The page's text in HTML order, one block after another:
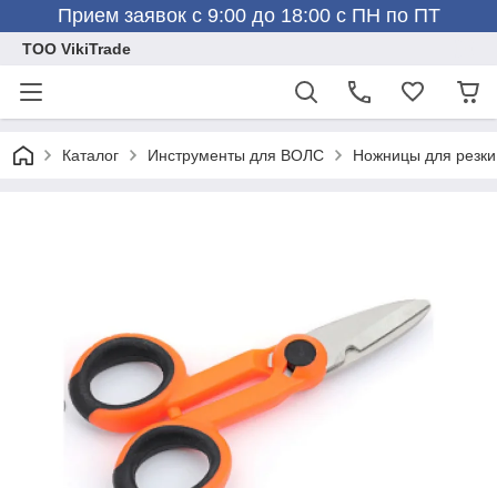
Прием заявок с 9:00 до 18:00 с ПН по ПТ
ТОО VikiTrade
Каталог Инструменты для ВОЛС Ножницы для